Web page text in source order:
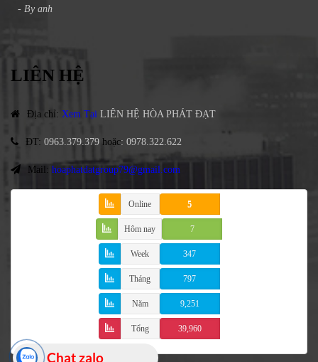
- By anh
LIÊN HỆ
Địa chỉ: Xem Tại LIÊN HỆ HÒA PHÁT ĐẠT
ĐT: 0963.379.379 hoặc: 0978.322.622
Mail: hoaphatdatgroup79@gmail.com
Online 5
Hôm nay 7
Week 347
Tháng 797
Năm 9,251
Tổng 39,960
Chat zalo